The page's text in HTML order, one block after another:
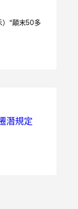
“顛末50多
潛規定